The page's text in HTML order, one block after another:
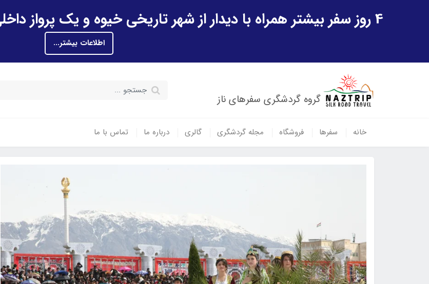
4 روز سفر بیشتر همراه با دیدار از شهر تاریخی خیوه و یک پرواز داخلی ازبکستان هدیه ویژه سفر شهریورماه
اطلاعات بیشتر...
گروه گردشگری سفرهای ناز
خانه سفرها فروشگاه مجله گردشگری گالری درباره ما تماس با ما